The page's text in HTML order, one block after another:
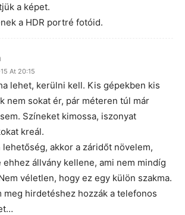
a képet.
a HDR portré fotóid.
At 20:15
lehet, kerülni kell. Kis gépekben kis
nem sokat ér, pár méteren túl már
Színeket kimossa, iszonyat
kreál.
lehetőség, akkor a záridőt növelem,
ehhez állvány kellene, ami nem mindíg
véletlen, hogy ez egy külön szakma.
meg hirdetéshez hozzák a telefonos